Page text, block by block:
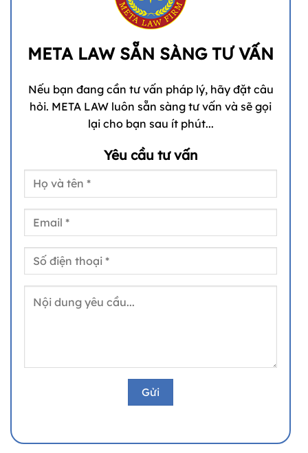
META LAW SẴN SÀNG TƯ VẤN
Nếu bạn đang cần tư vấn pháp lý, hãy đặt câu
hỏi. META LAW luôn sẵn sàng tư vấn và sẽ gọi
lại cho bạn sau ít phút...
Yêu cầu tư vấn